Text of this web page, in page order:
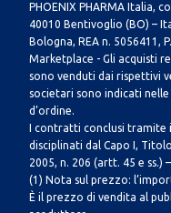
PHOENIX PHARMA Italia,
40010 Bentivoglio (BO) –
Bologna, REA n. 5056411,
Marketplace - Gli acquisti
sono venduti dai rispettivi
societari sono indicati
d’ordine.
I contratti conclusi tramite
disciplinati dal Capo I,
2005, n. 206 (artt. 45 e ss.)
(1) Nota sul prezzo:
È il prezzo di vendita al